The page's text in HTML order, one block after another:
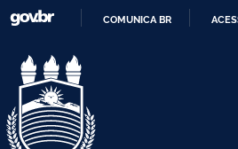
Pular
COMUNICA BR